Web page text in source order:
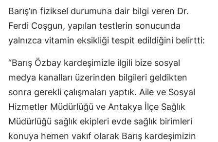
Barış’ın fiziksel durumuna dair bilgi veren Dr.
Ferdi Coşgun, yapılan testlerin sonucunda
yalnızca vitamin eksikliği tespit edildiğini belirtti:
“Barış Özbay kardeşimizle ilgili bize sosyal
medya kanalları üzerinden bilgileri geldikten
sonra gerekli çalışmaları yaptık. Aile ve Sosyal
Hizmetler Müdürlüğü ve Antakya İlçe Sağlık
Müdürlüğü sağlık ekipleri evde sağlık birimleri
konuya hemen vakıf olarak Barış kardeşimizin